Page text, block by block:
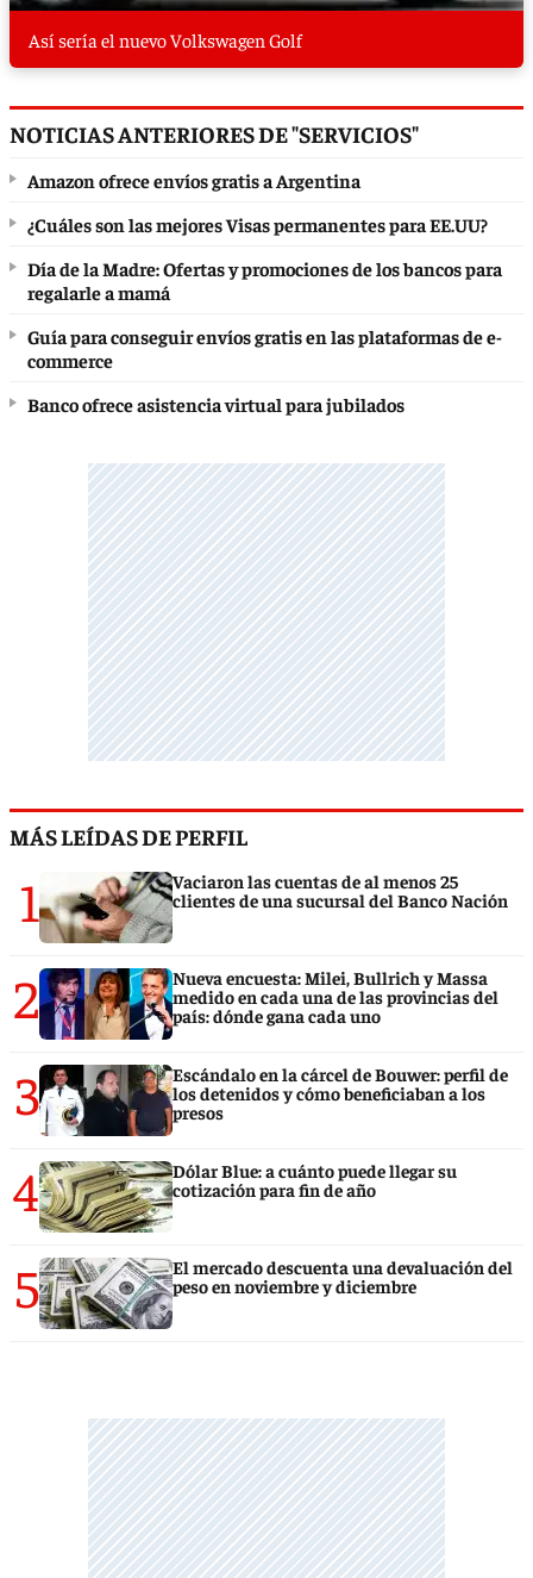
Así sería el nuevo Volkswagen Golf
NOTICIAS ANTERIORES DE "SERVICIOS"
Amazon ofrece envíos gratis a Argentina
¿Cuáles son las mejores Visas permanentes para EE.UU?
Día de la Madre: Ofertas y promociones de los bancos para
regalarle a mamá
Guía para conseguir envíos gratis en las plataformas de e-
commerce
Banco ofrece asistencia virtual para jubilados
MÁS LEÍDAS DE PERFIL
1
Vaciaron las cuentas de al menos 25
clientes de una sucursal del Banco Nación
2
Nueva encuesta: Milei, Bullrich y Massa
medido en cada una de las provincias del
país: dónde gana cada uno
3
Escándalo en la cárcel de Bouwer: perfil de
los detenidos y cómo beneficiaban a los
presos
4
Dólar Blue: a cuánto puede llegar su
cotización para fin de año
5
El mercado descuenta una devaluación del
peso en noviembre y diciembre